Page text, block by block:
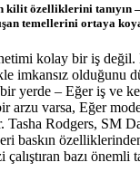
özelliklerini tanıyın –
temellerini ortaya
kolay bir iş
imkansız olduğunu
yerde – Eğer iş ve
arzu varsa, Eğer
Rodgers, SM
baskın
bazı önemli